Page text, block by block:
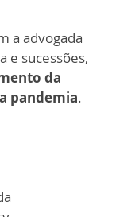
a advogada
e sucessões,
da
pandemia.